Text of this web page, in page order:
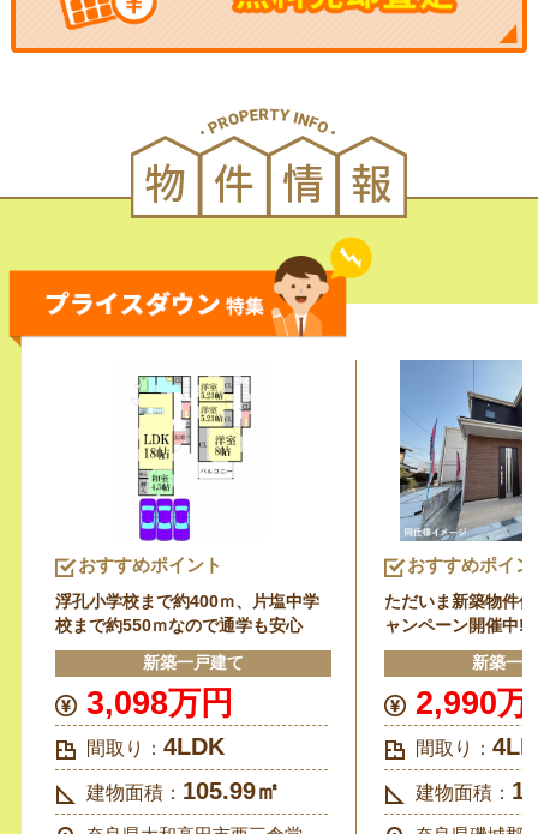
おすすめポイント
浮孔小学校まで約400ｍ、片塩中学
校まで約550ｍなので通学も安心
新築一戸建て
3,098万円
間取り：4LDK
建物面積： 105.99㎡
おすすめポイン
ただいま新築物件
ャンペーン開催中!!
インクローゼット
できて、お部屋も
新築一
2,990万
間取り：
建物面積：